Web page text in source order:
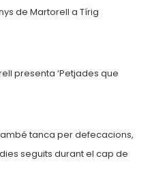
de Martorell a Tírig
presenta ‘Petjades que
tanca per defecacions,
seguits durant el cap de